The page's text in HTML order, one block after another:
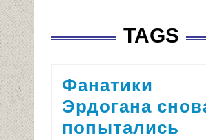
TAGS
Фанатики
Эрдогана
попытались